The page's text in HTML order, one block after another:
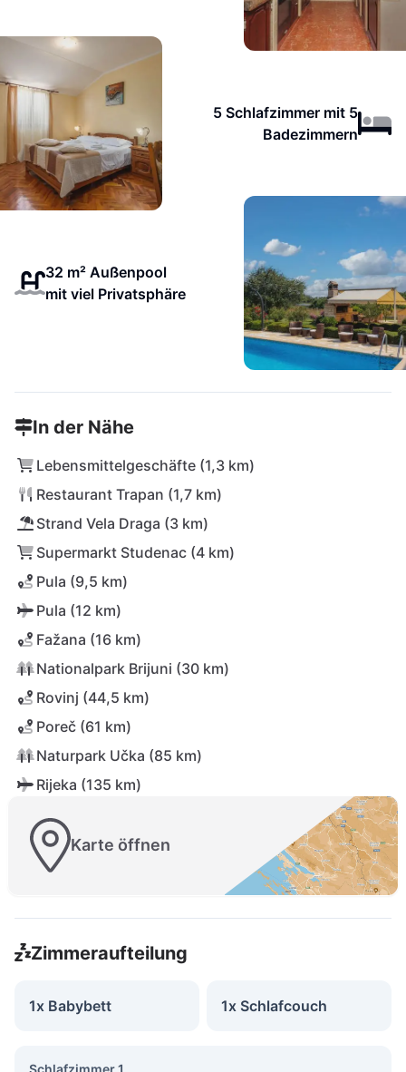
5 Schlafzimmer mit 5
Badezimmern
32 m² Außenpool
mit viel Privatsphäre
In der Nähe
Lebensmittelgeschäfte (1,3 km)
Restaurant Trapan (1,7 km)
Strand Vela Draga (3 km)
Supermarkt Studenac (4 km)
Pula (9,5 km)
Pula (12 km)
Fažana (16 km)
Nationalpark Brijuni (30 km)
Rovinj (44,5 km)
Poreč (61 km)
Naturpark Učka (85 km)
Rijeka (135 km)
Karte öffnen
Zimmeraufteilung
1x Babybett 1x Schlafcouch
Schlafzimmer 1